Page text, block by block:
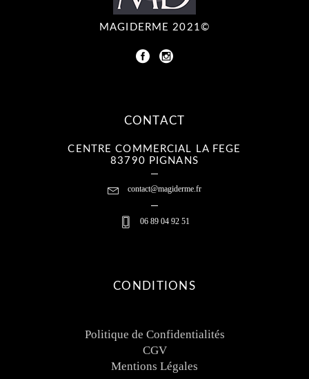
MAGIDERME 2021©
CONTACT
CENTRE COMMERCIAL LA FEGE
83790 PIGNANS
contact@magiderme.fr
06 89 04 92 51
CONDITIONS
Politique de Confidentialités
CGV
Mentions Légales